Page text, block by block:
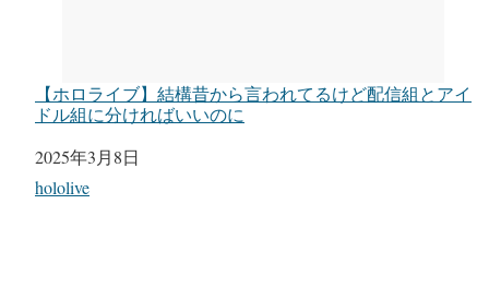
【ホロライブ】結構昔から言われてるけど配信組とアイ
ドル組に分ければいいのに
日付
2025年3月8日
関連理由
hololive